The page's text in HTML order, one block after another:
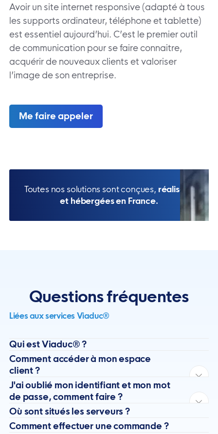
Avoir un site internet responsive (adapté à tous
les supports ordinateur, téléphone et tablette)
est essentiel aujourd’hui. C’est le premier outil
de communication pour se faire connaitre,
acquérir de nouveaux clients et valoriser
l’image de son entreprise.
Me faire appeler
Toutes nos solutions sont conçues, réalisées
et hébergées en France.
Questions fréquentes
Liées aux services Viaduc®
Qui est Viaduc® ?
Comment accéder à mon espace
client ?
J'ai oublié mon identifiant et mon mot
de passe, comment faire ?
Où sont situés les serveurs ?
Comment effectuer une commande ?